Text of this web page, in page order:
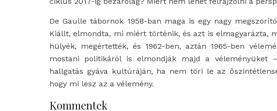
De Gaulle tábornok 1958-ban maga is egy nagy
Kiállt, elmondta, mi miért történik, és azt is elmagyarázta,
hülyék, megértették, és 1962-ben, aztán 1965-ben
mostani politikáról is elmondják majd a
hallgatás gyáva kultúráján, ha nem töri le az
hogy mi lesz az a vélemény.
Kommentek